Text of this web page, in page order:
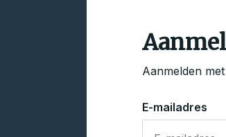
Aanmelden
E-mailadres